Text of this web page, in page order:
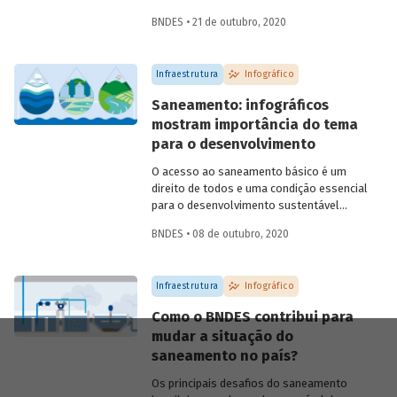
aprovado este ano, e sobre a contribuição
melhorar a qualidades dos serviços no
país.
BNDES • 21 de outubro, 2020
Infraestrutura Infográfico
Saneamento: infográficos
mostram importância do tema
para o desenvolvimento
O acesso ao saneamento básico é um
direito de todos e uma condição essencial
para o desenvolvimento sustentável
importância do tema, preparamos uma
abordando conceitos, situação atual do
país, impactos para população e meio
universalização dos serviços.
BNDES • 08 de outubro, 2020
Infraestrutura Infográfico
Como o BNDES contribui para
mudar a situação do
saneamento no país?
Os principais desafios do saneamento